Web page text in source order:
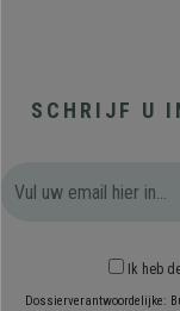
SCHRIJF U
Ik heb
Dossierverantwoordelijke: